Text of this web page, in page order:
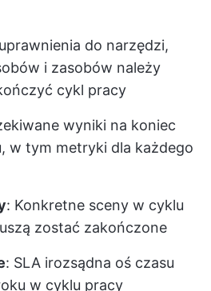
do narzędzi,
i zasobów należy
cykl pracy
wyniki na koniec
w tym metryki dla każdego
: Konkretne sceny w cyklu
zostać zakończone
: SLA irozsądna oś czasu
w cyklu pracy